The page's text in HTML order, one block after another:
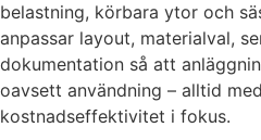
belastning, körbara ytor och
anpassar layout, materialval,
dokumentation så att
oavsett användning – alltid
kostnadseffektivitet i fokus.